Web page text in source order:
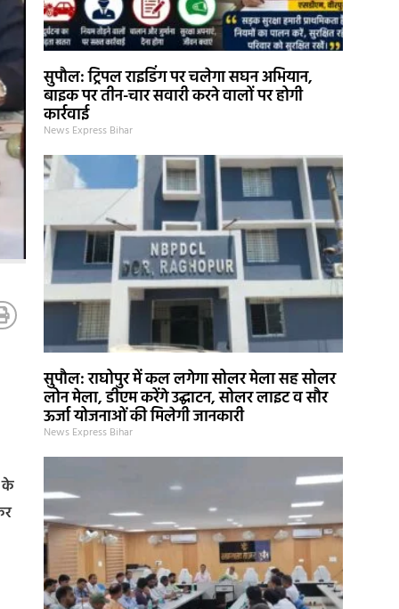
के
सुपौल: ट्रिपल राइडिंग पर चलेगा सघन अभियान,
बाइक पर तीन-चार सवारी करने वालों पर होगी
कार्रवाई
News Express Bihar
सुपौल: राघोपुर में कल लगेगा सोलर मेला सह सोलर
लोन मेला, डीएम करेंगे उद्घाटन, सोलर लाइट व सौर
ऊर्जा योजनाओं की मिलेगी जानकारी
News Express Bihar